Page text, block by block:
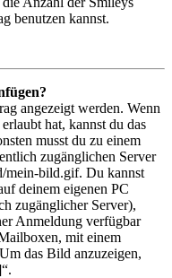
benutzen kannst.
angezeigt werden. Wenn
hat, kannst du das
musst du zu einem
zugänglichen Server
mein-bild.gif. Du kannst
deinem eigenen PC
zugänglicher Server),
Anmeldung verfügbar
mit einem
das Bild anzuzeigen,